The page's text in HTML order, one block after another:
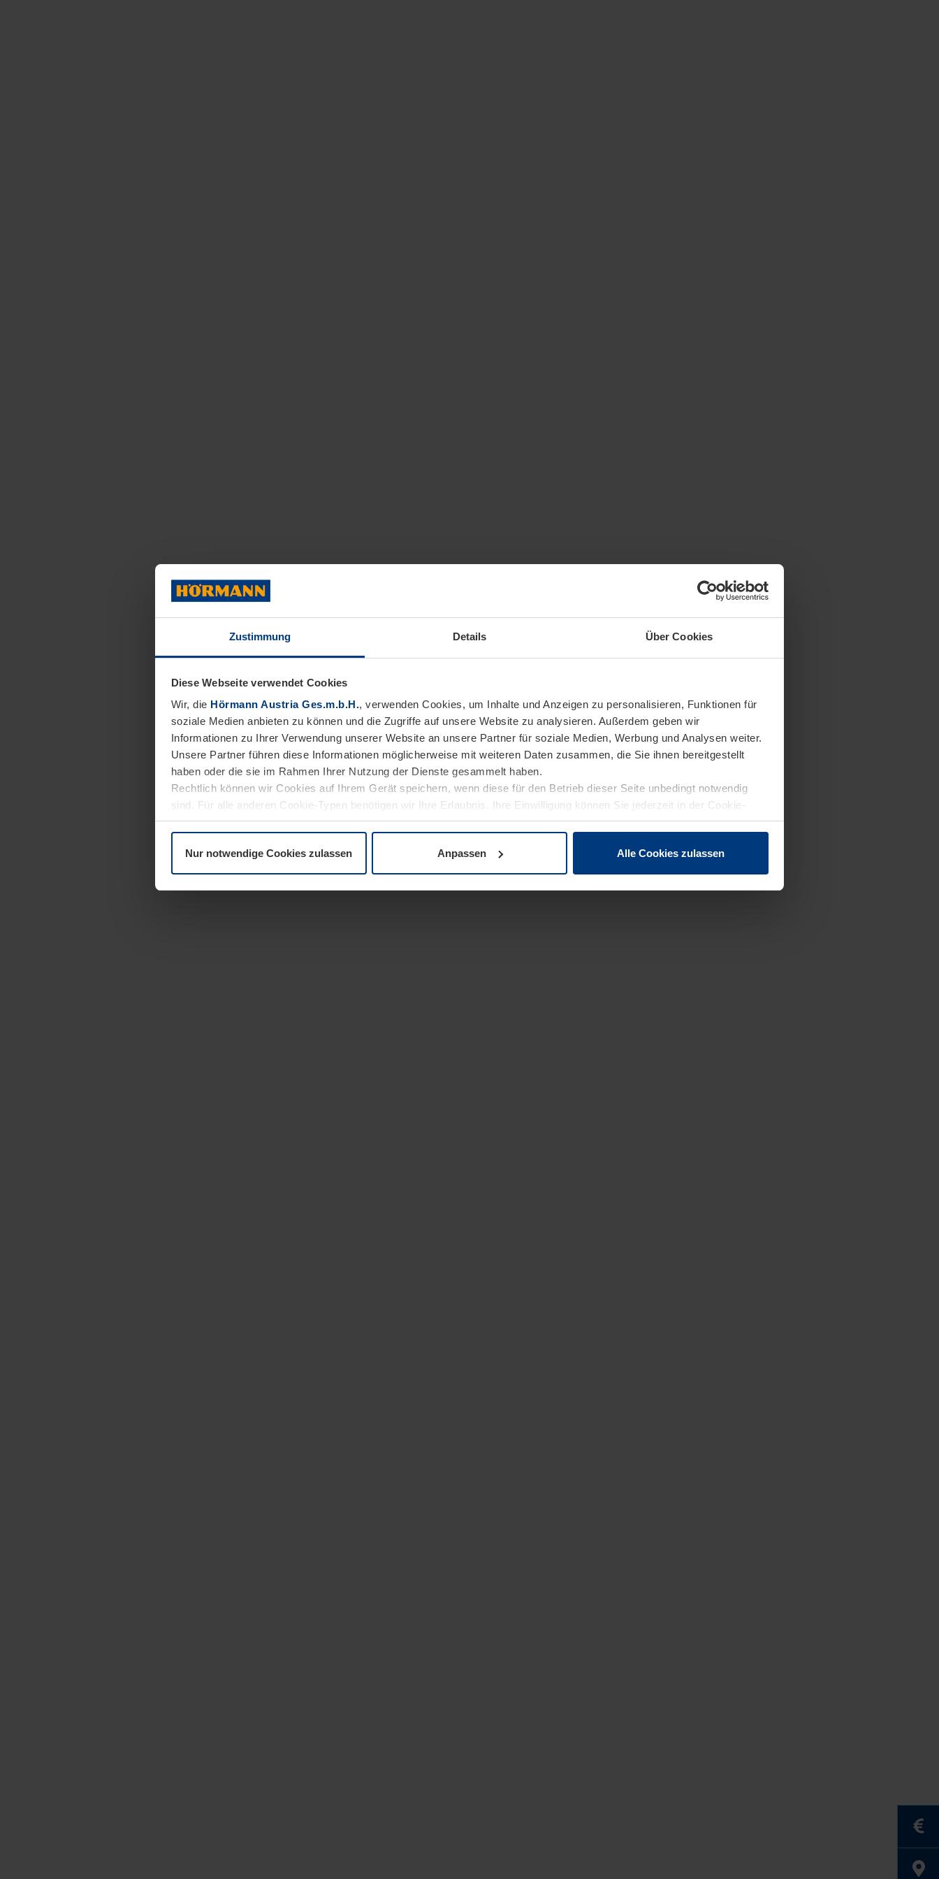
Zustimmung Details Über Cookies
Diese Webseite verwendet Cookies
Wir, die Hörmann Austria Ges.m.b.H., verwenden Cookies, um Inhalte und Anzeigen zu personalisieren, Funktionen für
soziale Medien anbieten zu können und die Zugriffe auf unsere Website zu analysieren. Außerdem geben wir
Informationen zu Ihrer Verwendung unserer Website an unsere Partner für soziale Medien, Werbung und Analysen weiter.
Unsere Partner führen diese Informationen möglicherweise mit weiteren Daten zusammen, die Sie ihnen bereitgestellt
haben oder die sie im Rahmen Ihrer Nutzung der Dienste gesammelt haben.
Rechtlich können wir Cookies auf Ihrem Gerät speichern, wenn diese für den Betrieb dieser Seite unbedingt notwendig
sind. Für alle anderen Cookie-Typen benötigen wir Ihre Erlaubnis. Ihre Einwilligung können Sie jederzeit in der Cookie-
Erläuterung auf der SeiteDatenschutzerklärungunserer Website ändern oder widerrufen.
Nur notwendige Cookies zulassen Anpassen Alle Cookies zulassen